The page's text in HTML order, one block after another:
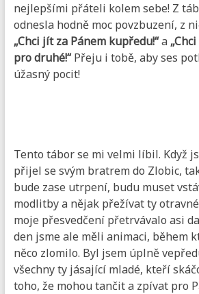
nejlepšími přáteli kolem sebe! Z
odnesla hodně moc povzbuzení, z
„Chci jít za Pánem kupředu!“a
pro druhé!“Přeju i tobě, aby ses
úžasný pocit!
Tento tábor se mi velmi líbil. Když
přijel se svým bratrem do Zlobic,
bude zase utrpení, budu muset
modlitby a nějak přežívat ty otravné
moje přesvedčení přetrvávalo asi
den jsme ale měli animaci, během
něco zlomilo. Byl jsem úplně
všechny ty jásající mladé, kteří
toho, že mohou tančit a zpívat pro